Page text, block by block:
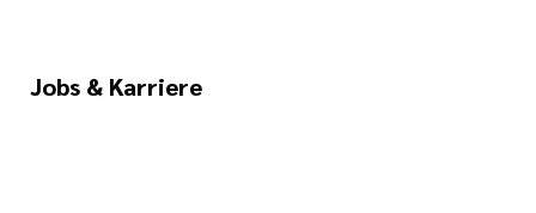
Jobs & Karriere